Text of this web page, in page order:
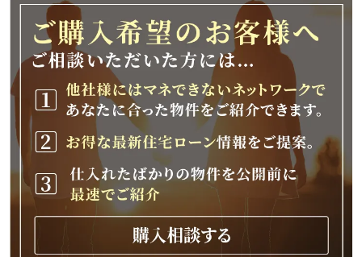
す。
ご不便をおかけいたしますが、何卒ご理解の程
よろしくお願いいたします。